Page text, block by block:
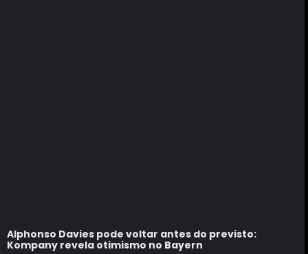
Alphonso Davies pode voltar antes do previsto:
Kompany revela otimismo no Bayern